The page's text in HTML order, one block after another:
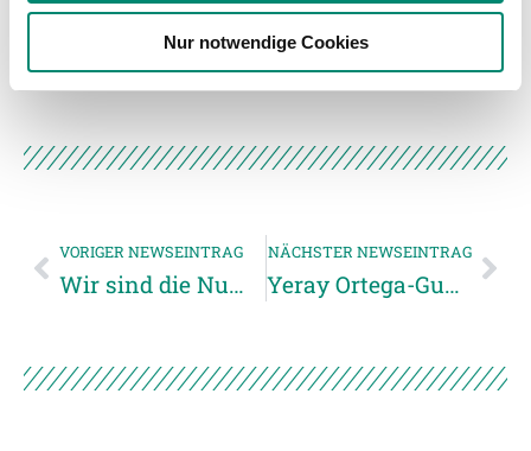
weiteren Daten zusammen, die Sie ihnen bereitgestellt
haben oder die sie im Rahmen Ihrer Nutzung der Dienste
gesammelt haben.
Weitere Details, insbesondere zu Speicherdauer und
Nur notwendige Cookies
VORIGER NEWSEINTRAG
Wir sind die Nummer 1 in OÖ!
NÄCHSTER NEWSEINTRAG
Yeray Ortega-Guarda